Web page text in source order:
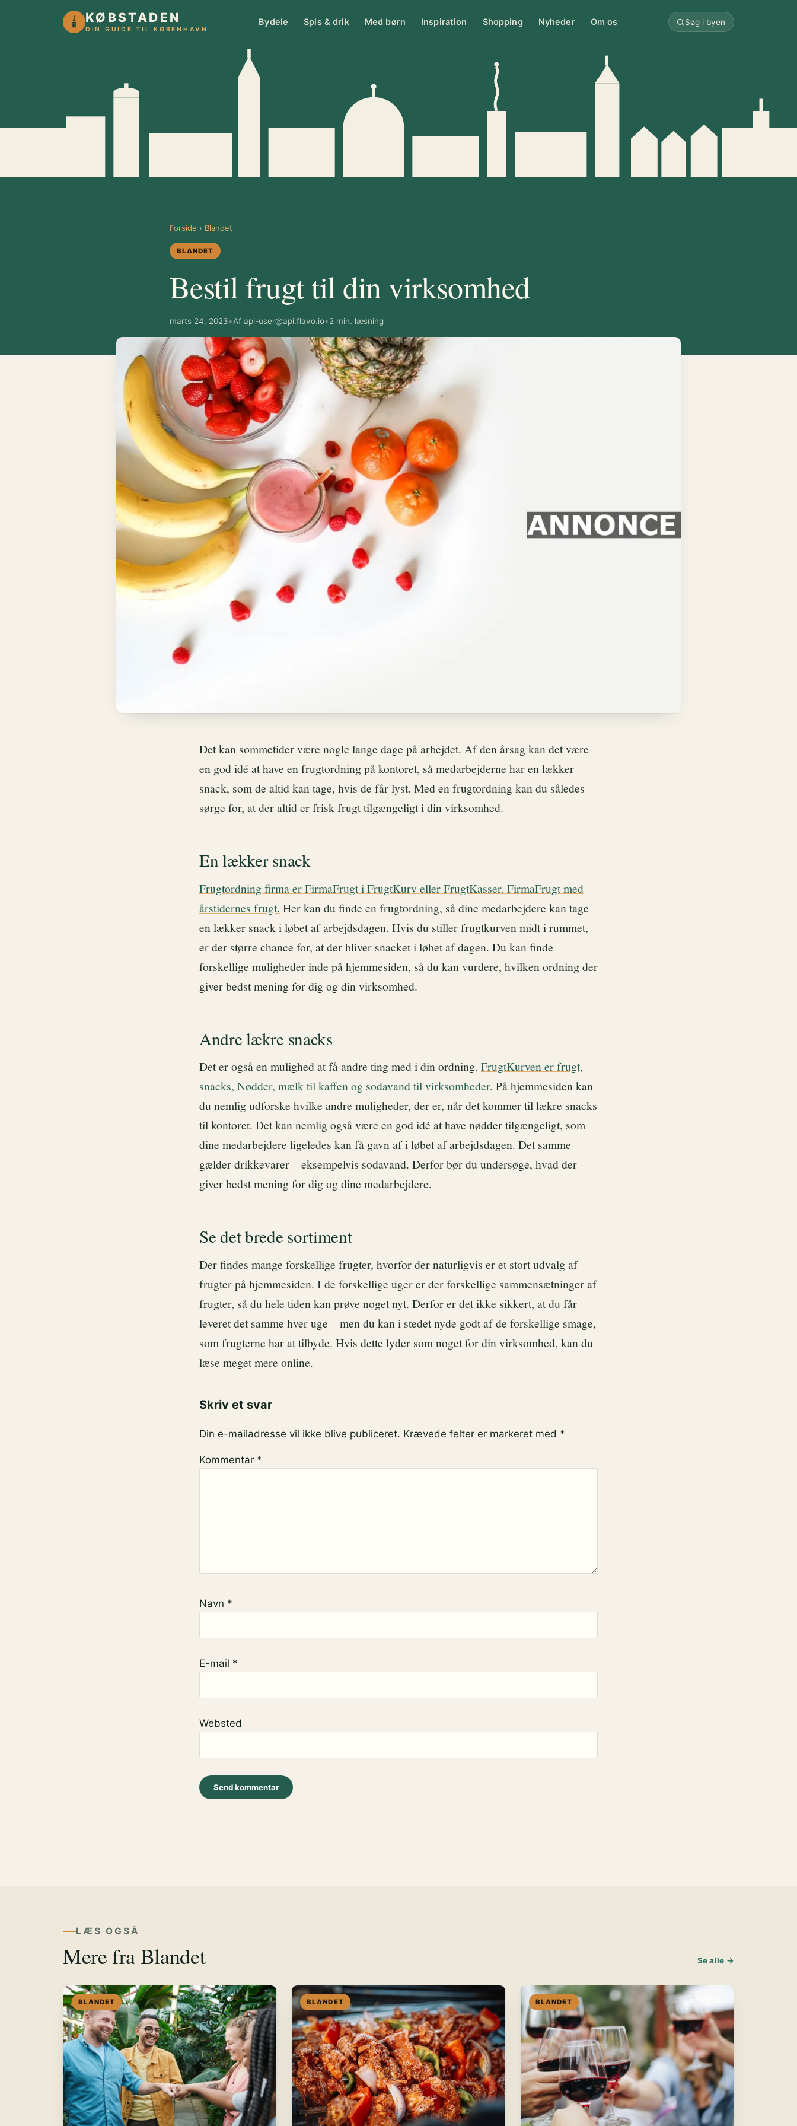
KØBSTADEN
DIN GUIDE TIL KØBENHAVN
Bydele Spis & drik Med børn Inspiration Shopping Nyheder Om os Søg i byen
Forside › Blandet
BLANDET
Bestil frugt til din virksomhed
marts 24, 2023•Af api-user@api.flavo.io•2 min. læsning
Det kan sommetider være nogle lange dage på arbejdet. Af den årsag kan det være
en god idé at have en frugtordning på kontoret, så medarbejderne har en lækker
snack, som de altid kan tage, hvis de får lyst. Med en frugtordning kan du således
sørge for, at der altid er frisk frugt tilgængeligt i din virksomhed.
En lækker snack
Frugtordning firma er FirmaFrugt i FrugtKurv eller FrugtKasser. FirmaFrugt med
årstidernes frugt. Her kan du finde en frugtordning, så dine medarbejdere kan tage
en lækker snack i løbet af arbejdsdagen. Hvis du stiller frugtkurven midt i rummet,
er der større chance for, at der bliver snacket i løbet af dagen. Du kan finde
forskellige muligheder inde på hjemmesiden, så du kan vurdere, hvilken ordning der
giver bedst mening for dig og din virksomhed.
Andre lækre snacks
Det er også en mulighed at få andre ting med i din ordning. FrugtKurven er frugt,
snacks, Nødder, mælk til kaffen og sodavand til virksomheder. På hjemmesiden kan
du nemlig udforske hvilke andre muligheder, der er, når det kommer til lækre snacks
til kontoret. Det kan nemlig også være en god idé at have nødder tilgængeligt, som
dine medarbejdere ligeledes kan få gavn af i løbet af arbejdsdagen. Det samme
gælder drikkevarer – eksempelvis sodavand. Derfor bør du undersøge, hvad der
giver bedst mening for dig og dine medarbejdere.
Se det brede sortiment
Der findes mange forskellige frugter, hvorfor der naturligvis er et stort udvalg af
frugter på hjemmesiden. I de forskellige uger er der forskellige sammensætninger af
frugter, så du hele tiden kan prøve noget nyt. Derfor er det ikke sikkert, at du får
leveret det samme hver uge – men du kan i stedet nyde godt af de forskellige smage,
som frugterne har at tilbyde. Hvis dette lyder som noget for din virksomhed, kan du
læse meget mere online.
Skriv et svar
Din e-mailadresse vil ikke blive publiceret. Krævede felter er markeret med *
Kommentar *
Navn *
E-mail *
Websted
LÆS OGSÅ
Mere fra Blandet Se alle →
BLANDET BLANDET BLANDET